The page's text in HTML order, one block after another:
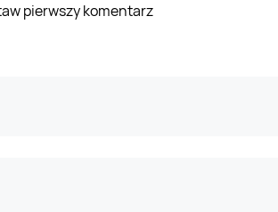
pierwszy komentarz